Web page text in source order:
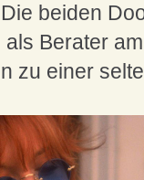
beiden
Berater
zu einer